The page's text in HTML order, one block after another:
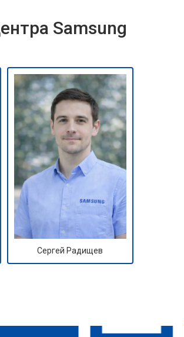
Samsung
Сергей Радищев